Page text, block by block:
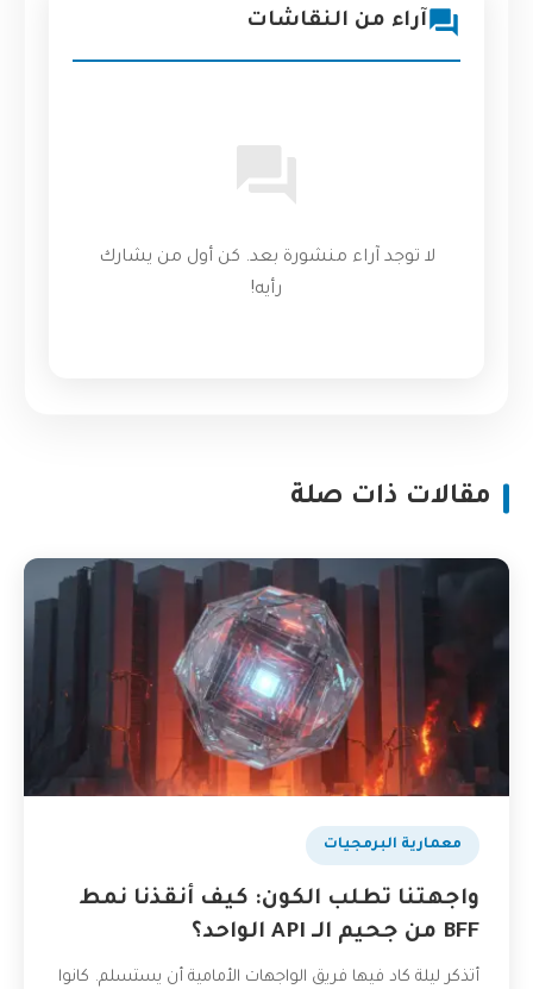
آراء من النقاشات
لا توجد آراء منشورة بعد. كن أول من يشارك
رأيه!
مقالات ذات صلة
​معمارية البرمجيات
واجهتنا تطلب الكون: كيف أنقذنا نمط
BFF من جحيم الـ API الواحد؟
أتذكر ليلة كاد فيها فريق الواجهات الأمامية أن يستسلم. كانوا